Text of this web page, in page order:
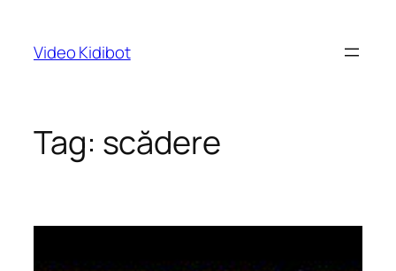
content
Video Kidibot
Tag: scădere